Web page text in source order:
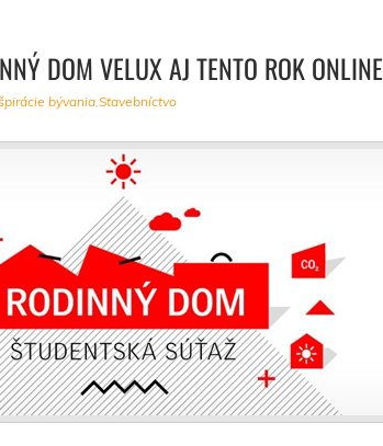
DOM VELUX AJ TENTO ROK ONLINE
bývania,Stavebníctvo